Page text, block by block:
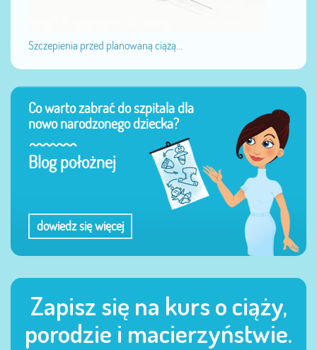
Szczepienia przed planowaną ciążą...
Co warto zabrać do szpitala dla
nowo narodzonego dziecka?
Blog położnej
dowiedz się więcej
Zapisz się na kurs o ciąży,
porodzie i macierzyństwie.